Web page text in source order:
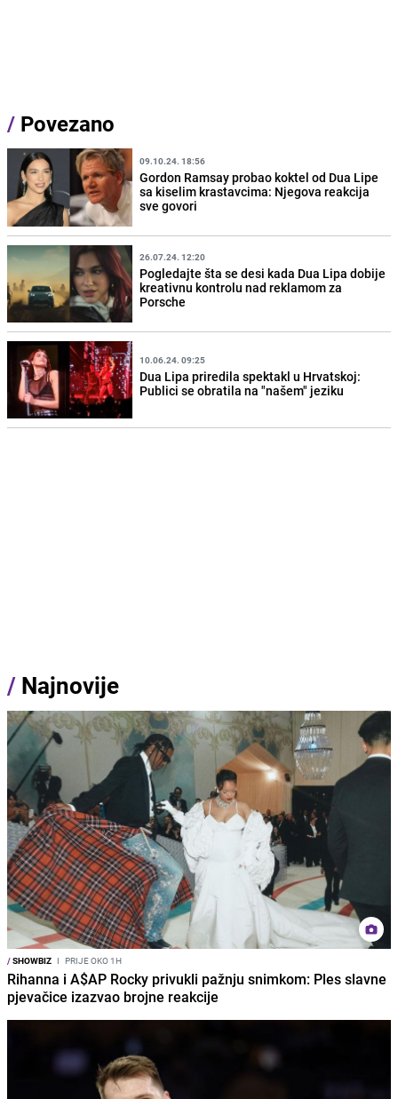
/ Povezano
09.10.24. 18:56
Gordon Ramsay probao koktel od Dua Lipe
sa kiselim krastavcima: Njegova reakcija
sve govori
26.07.24. 12:20
Pogledajte šta se desi kada Dua Lipa dobije
kreativnu kontrolu nad reklamom za
Porsche
10.06.24. 09:25
Dua Lipa priredila spektakl u Hrvatskoj:
Publici se obratila na "našem" jeziku
/ Najnovije
/SHOWBIZ I PRIJE OKO 1H
Rihanna i A$AP Rocky privukli pažnju snimkom: Ples slavne
pjevačice izazvao brojne reakcije